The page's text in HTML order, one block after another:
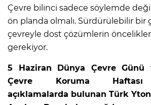
Çevre bilinci sadece söylemde
ön planda olmalı. Sürdürülebilir bir
çevreyle dost çözümlerin
gerekiyor.
5 Haziran Dünya Çevre Günü
Çevre Koruma Haftası
açıklamalarda bulunan Türk